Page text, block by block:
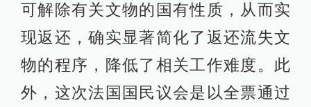
可解除有关文物的国有性质，从而实
现返还，确实显著简化了返还流失文
物的程序，降低了相关工作难度。此
外，这次法国国民议会是以全票通过